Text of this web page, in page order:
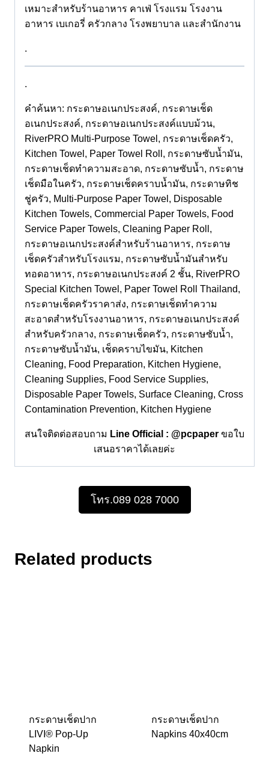
เหมาะสำหรับร้านอาหาร คาเฟ่ โรงแรม โรงงาน
อาหาร เบเกอรี่ ครัวกลาง โรงพยาบาล และสำนักงาน
.
.
คำค้นหา: กระดาษอเนกประสงค์, กระดาษเช็ด
อเนกประสงค์, กระดาษอเนกประสงค์แบบม้วน,
RiverPRO Multi-Purpose Towel, กระดาษเช็ดครัว,
Kitchen Towel, Paper Towel Roll, กระดาษซับน้ำมัน,
กระดาษเช็ดทำความสะอาด, กระดาษซับน้ำ, กระดาษ
เช็ดมือในครัว, กระดาษเช็ดคราบน้ำมัน, กระดาษทิช
ชู่ครัว, Multi-Purpose Paper Towel, Disposable
Kitchen Towels, Commercial Paper Towels, Food
Service Paper Towels, Cleaning Paper Roll,
กระดาษอเนกประสงค์สำหรับร้านอาหาร, กระดาษ
เช็ดครัวสำหรับโรงแรม, กระดาษซับน้ำมันสำหรับ
ทอดอาหาร, กระดาษอเนกประสงค์ 2 ชั้น, RiverPRO
Special Kitchen Towel, Paper Towel Roll Thailand,
กระดาษเช็ดครัวราคาส่ง, กระดาษเช็ดทำความ
สะอาดสำหรับโรงงานอาหาร, กระดาษอเนกประสงค์
สำหรับครัวกลาง, กระดาษเช็ดครัว, กระดาษซับน้ำ,
กระดาษซับน้ำมัน, เช็ดคราบไขมัน, Kitchen
Cleaning, Food Preparation, Kitchen Hygiene,
Cleaning Supplies, Food Service Supplies,
Disposable Paper Towels, Surface Cleaning, Cross
Contamination Prevention, Kitchen Hygiene
สนใจติดต่อสอบถาม Line Official : @pcpaper ขอใบ
เสนอราคาได้เลยค่ะ
โทร.089 028 7000
Related products
กระดาษเช็ดปาก
LIVI® Pop-Up
Napkin
กระดาษเช็ดปาก
Napkins 40x40cm